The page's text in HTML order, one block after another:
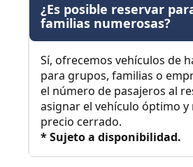
¿Es posible reservar
familias numerosas?
Sí, ofrecemos vehículos de
para grupos, familias o
el número de pasajeros al
asignar el vehículo óptimo y
precio cerrado.
* Sujeto a disponibilidad.